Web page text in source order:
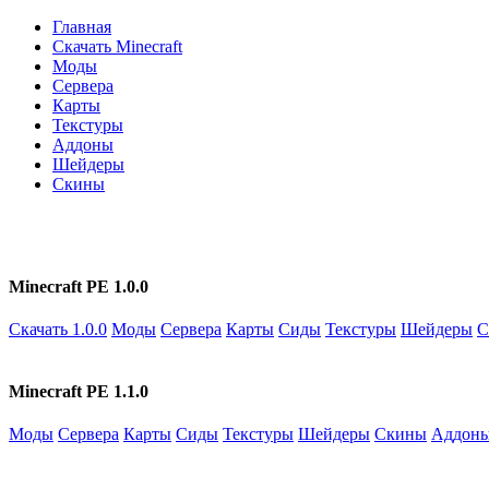
Главная
Скачать Minecraft
Моды
Сервера
Карты
Текстуры
Аддоны
Шейдеры
Скины
Minecraft PE 1.0.0
Скачать 1.0.0 Моды Сервера Карты Сиды Текстуры Шейдеры
Minecraft PE 1.1.0
Моды Сервера Карты Сиды Текстуры Шейдеры Скины